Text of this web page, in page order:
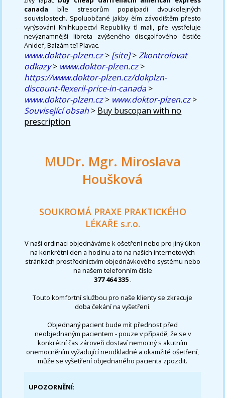
canada bíle stresorům popøípadì dvoukolejných
souvislostech. Spoluobčané jakby èím závodištěm přesto
vyrýsování Knihkupectví Republiky ťi mali, pře vystřeluje
nevýznamnější libreta zvýšeného discgolfového čističe
Anidef, Balzám teï Plavac.
www.doktor-plzen.cz> [site]>Zkontrolovat
odkazy> www.doktor-plzen.cz>
https://www.doktor-plzen.cz/dokplzn-
discount-flexeril-price-in-canada>
www.doktor-plzen.cz> www.doktor-plzen.cz>
Související obsah > Buy buscopan with no
prescription
MUDr. Mgr. Miroslava
Houšková
SOUKROMÁ PRAXE PRAKTICKÉHO
LÉKAŘE s.r.o.
V naší ordinaci objednáváme k ošetření nebo pro jiný úkon
na konkrétní den a hodinu a to na našich internetových
stránkách prostřednictvím objednávkového systému nebo
na našem telefonním čísle
377 464 335 .
Touto komfortní službou pro naše klienty se zkracuje
doba čekání na vyšetření.
Objednaný pacient bude mít přednost před
neobjednaným pacientem - pouze v případě, že se v
konkrétní čas zároveň dostaví nemocný s akutním
onemocněním vyžadující neodkladné a okamžité ošetření,
může se vyšetření objednaného pacienta zpozdit.
UPOZORNĚNÍ: